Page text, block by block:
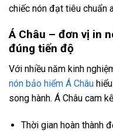
chiếc nón đạt tiêu chuẩn
Á Châu – đơn vị in
đúng tiến độ
Với nhiều năm kinh
nón bảo hiểm Á Châu
song hành. Á Châu cam
Thời gian hoàn thành